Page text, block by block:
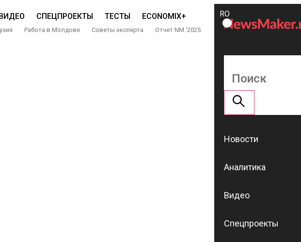
СПЕЦПРОЕКТЫ ТЕСТЫ ECONOMIX+
Работа в Молдове Советы эксперта Отчет NM ‘2025
ROMÂNĂ
RU
Поддержать
NM
Новости
Аналитика
Видео
Спецпроекты